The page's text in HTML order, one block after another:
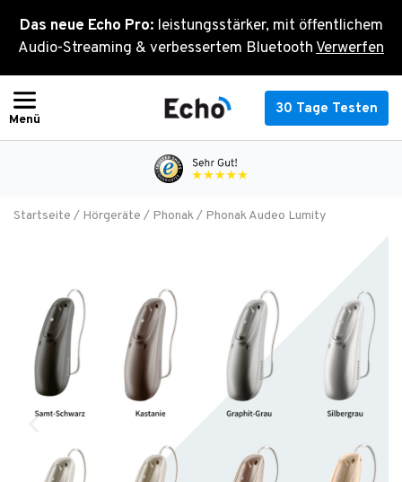
Das neue Echo Pro: leistungsstärker, mit öffentlichem
Audio-Streaming & verbessertem BluetoothVerwerfen
Inhalt
springen
30 Tage Testen
Startseite / Hörgeräte / Phonak/ Phonak Audeo Lumity